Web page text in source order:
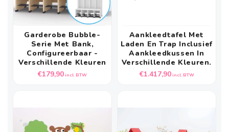
Garderobe Bubble-
Serie Met Bank,
Configureerbaar -
Verschillende Kleuren
Normale
€179,90incl. BTW
Aankleedtafel Met
Laden En Trap Inclusief
Aankleedkussen In
Verschillende Kleuren.
Normale
€1.417,90incl. BTW